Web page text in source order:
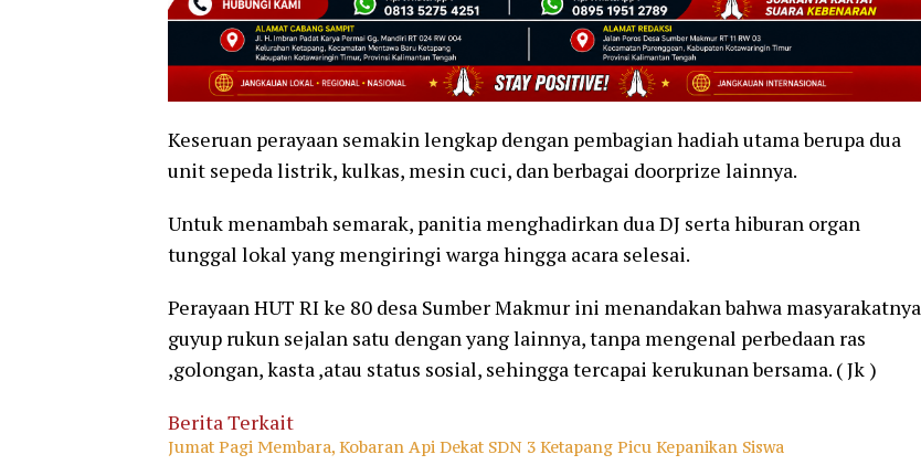
Keseruan perayaan semakin lengkap dengan pembagian hadiah utama berupa dua
unit sepeda listrik, kulkas, mesin cuci, dan berbagai doorprize lainnya.
Untuk menambah semarak, panitia menghadirkan dua DJ serta hiburan organ
tunggal lokal yang mengiringi warga hingga acara selesai.
Perayaan HUT RI ke 80 desa Sumber Makmur ini menandakan bahwa masyarakatnya
guyup rukun sejalan satu dengan yang lainnya, tanpa mengenal perbedaan ras
,golongan, kasta ,atau status sosial, sehingga tercapai kerukunan bersama. ( Jk )
Berita Terkait
Jumat Pagi Membara, Kobaran Api Dekat SDN 3 Ketapang Picu Kepanikan Siswa